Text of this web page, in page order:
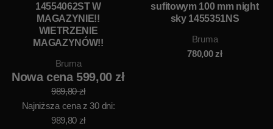
14554062ST W
MAGAZYNIE!!
WIETRZENIE
MAGAZYNÓW!!
Bruma
Nowa cena 599,00 zł
989,80 zł
Najniższa cena z 30 dni:
989,80 zł
sufitowym 100 mm night
sky 1455351NS
Bruma
780,00zł